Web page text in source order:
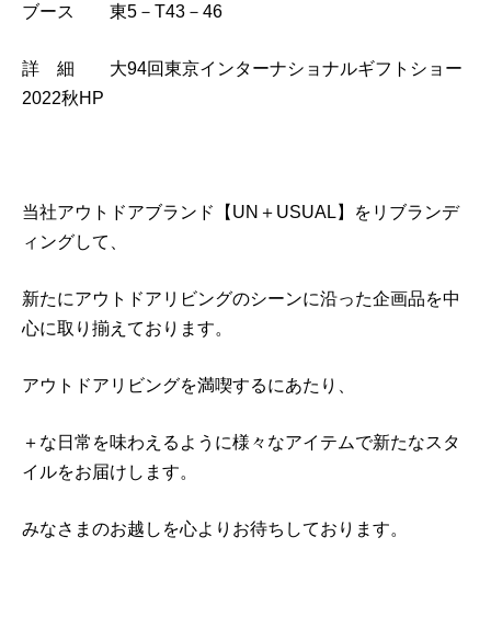
ブース 東5－T43－46
詳 細 大94回東京インターナショナルギフトショー
2022秋HP
当社アウトドアブランド【UN＋USUAL】をリブランデ
ィングして、
新たにアウトドアリビングのシーンに沿った企画品を中
心に取り揃えております。
アウトドアリビングを満喫するにあたり、
＋な日常を味わえるように様々なアイテムで新たなスタ
イルをお届けします。
みなさまのお越しを心よりお待ちしております。